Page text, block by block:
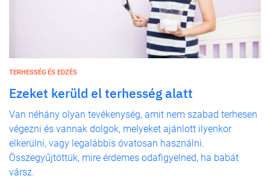
TERHESSÉG ÉS EDZÉS
Ezeket kerüld el terhesség alatt
Van néhány olyan tevékenység, amit nem szabad terhesen
végezni és vannak dolgok, melyeket ajánlott ilyenkor
elkerülni, vagy legalábbis óvatosan használni.
Összegyűjtöttük, mire érdemes odafigyelned, ha babát
vársz.